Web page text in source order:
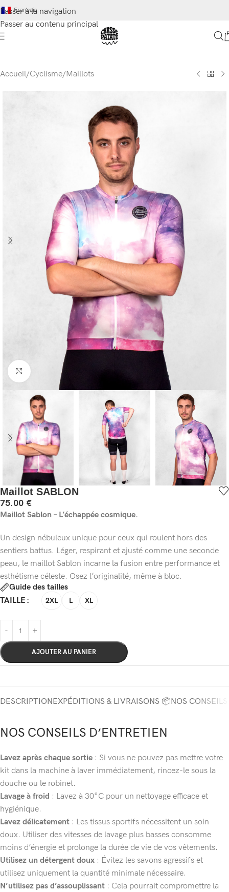
Passer à la navigation
Passer au contenu principal
Français
Accueil/Cyclisme/Maillots
Cliquez pour agrandir
Maillot SABLON
75.00 €
Maillot Sablon – L’échappée cosmique.
Un design nébuleux unique pour ceux qui roulent hors des
sentiers battus. Léger, respirant et ajusté comme une seconde
peau, le maillot Sablon incarne la fusion entre performance et
esthétisme céleste. Osez l’originalité, même à bloc.
Guide des tailles
TAILLE
2XL L XL
AJOUTER AU PANIER
DESCRIPTIONEXPÉDITIONS & LIVRAISONS 📦NOS
NOS CONSEILS D’ENTRETIEN
Lavez après chaque sortie : Si vous ne pouvez pas mettre votre
kit dans la machine à laver immédiatement, rincez-le sous la
douche ou le robinet.
Lavage à froid : Lavez à 30°C pour un nettoyage efficace et
hygiénique.
Lavez délicatement : Les tissus sportifs nécessitent un soin
doux. Utiliser des vitesses de lavage plus basses consomme
moins d’énergie et prolonge la durée de vie de vos vêtements.
Utilisez un détergent doux : Évitez les savons agressifs et
utilisez uniquement la quantité minimale nécessaire.
N’utilisez pas d’assouplissant : Cela pourrait compromettre la